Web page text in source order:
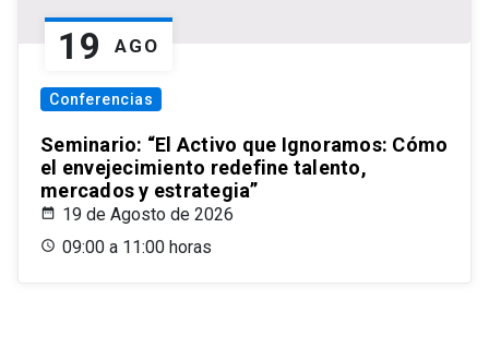
19 AGO
Conferencias
Seminario: “El Activo que Ignoramos: Cómo
el envejecimiento redefine talento,
mercados y estrategia”
19 de Agosto de 2026
09:00 a 11:00 horas